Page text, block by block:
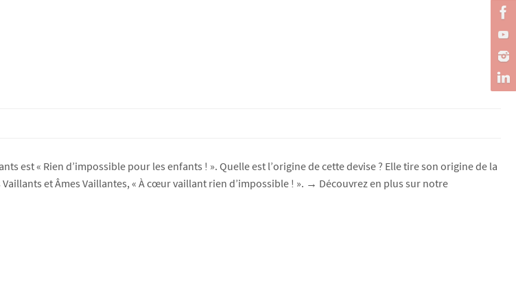
est « Rien d’impossible pour les enfants ! ». Quelle est l’origine de cette devise ? Elle tire son origine de la
et Âmes Vaillantes, « À cœur vaillant rien d’impossible ! ». → Découvrez en plus sur notre